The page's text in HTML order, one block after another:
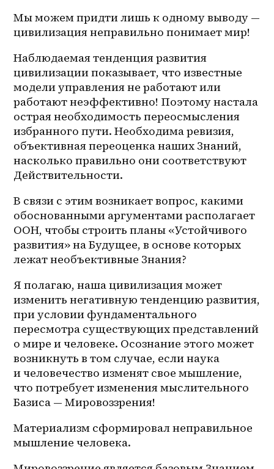
Мы можем придти лишь к одному выводу —
цивилизация неправильно понимает мир!
Наблюдаемая тенденция развития
цивилизации показывает, что известные
модели управления не работают или
работают неэффективно! Поэтому настала
острая необходимость переосмысления
избранного пути. Необходима ревизия,
объективная переоценка наших Знаний,
насколько правильно они соответствуют
Действительности.
В связи с этим возникает вопрос, какими
обоснованными аргументами располагает
ООН, чтобы строить планы «Устойчивого
развития» на Будущее, в основе которых
лежат необъективные Знания?
Я полагаю, наша цивилизация может
изменить негативную тенденцию развития,
при условии фундаментального
пересмотра существующих представлений
о мире и человеке. Осознание этого может
возникнуть в том случае, если наука
и человечество изменят свое мышление,
что потребует изменения мыслительного
Базиса — Мировоззрения!
Материализм сформировал неправильное
мышление человека.